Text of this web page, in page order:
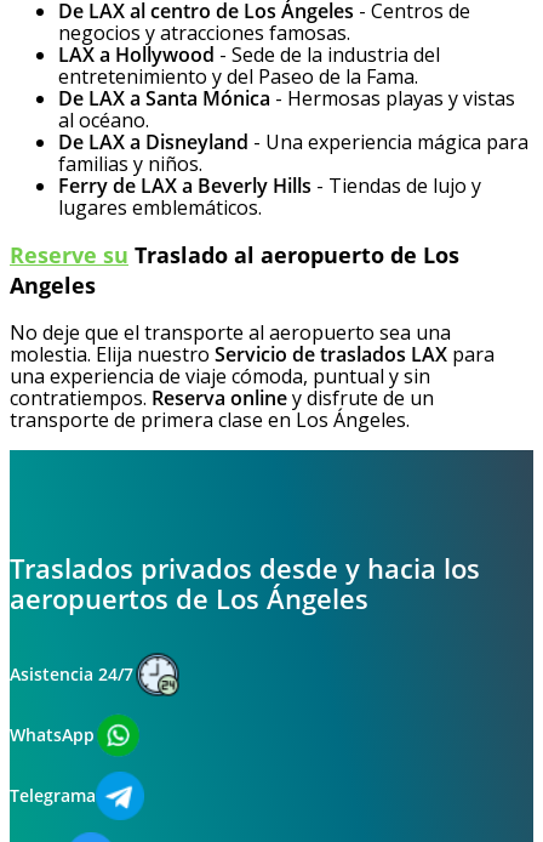
De LAX al centro de Los Ángeles - Centros de
negocios y atracciones famosas.
LAX a Hollywood - Sede de la industria del
entretenimiento y del Paseo de la Fama.
De LAX a Santa Mónica - Hermosas playas y vistas
al océano.
De LAX a Disneyland - Una experiencia mágica para
familias y niños.
Ferry de LAX a Beverly Hills - Tiendas de lujo y
lugares emblemáticos.
Reserve su Traslado al aeropuerto de Los
Angeles
No deje que el transporte al aeropuerto sea una
molestia. Elija nuestro Servicio de traslados LAX para
una experiencia de viaje cómoda, puntual y sin
contratiempos. Reserva onliney disfrute de un
transporte de primera clase en Los Ángeles.
Traslados privados desde y hacia los
aeropuertos de Los Ángeles
Asistencia 24/7
WhatsApp
Telegrama